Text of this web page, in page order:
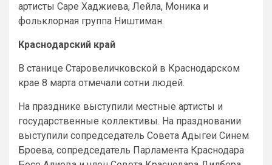
артисты Саре Хаджиева, Лейла, Моника и
фольклорная группа Ништиман.
Краснодарский край
В станице Старовеличковской в Краснодарском
крае 8 марта отмечали сотни людей.
На празднике выступили местные артисты и
государственные коллективы. На праздновании
выступили сопредседатель Совета Адыгеи Синем
Броева, сопредседатель Парламента Краснодара